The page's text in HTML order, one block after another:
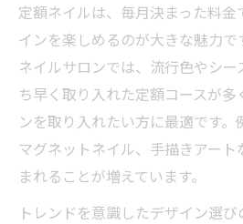
定額ネイルは、毎月決まった料
インを楽しめるのが大きな魅力
ネイルサロンでは、流行色やシ
ち早く取り入れた定額コースが
ンを取り入れたい方に最適です。
マグネットネイル、手描きアー
まれることが増えています。
トレンドを意識したデザイン選